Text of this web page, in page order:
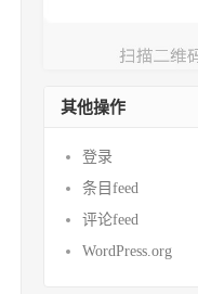
其他操作
登录
条目feed
评论feed
WordPress.org